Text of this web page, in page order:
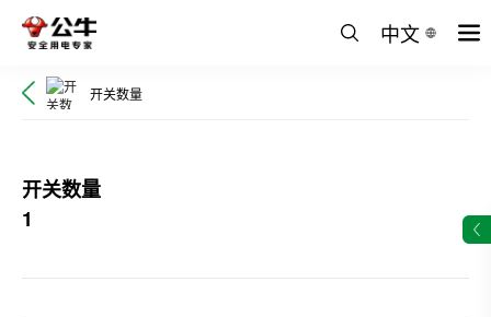
中文
开关数量
开关数量
1